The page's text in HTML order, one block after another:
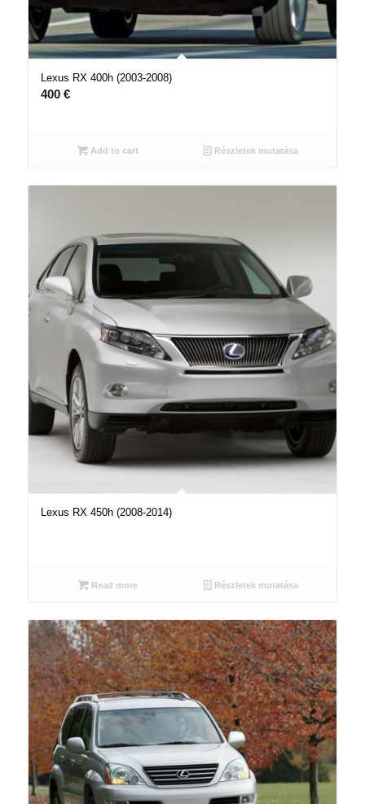
Lexus RX 400h (2003-2008)
400 €
Add to cart Részletek mutatása
Lexus RX 450h (2008-2014)
Read more Részletek mutatása